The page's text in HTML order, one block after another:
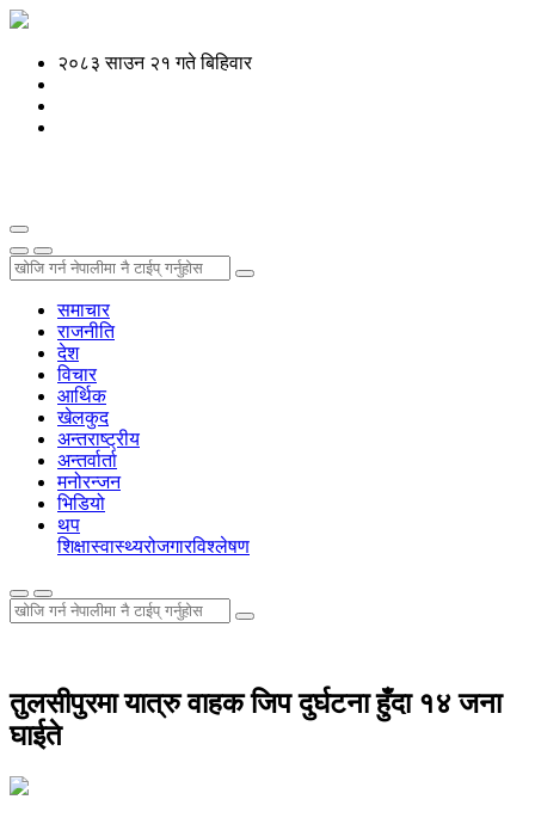
२०८३ साउन २१ गते बिहिवार
समाचार
राजनीति
देश
विचार
आर्थिक
खेलकुद
अन्तराष्ट्रीय
अन्तर्वार्ता
मनोरन्जन
भिडियो
थप
शिक्षास्वास्थ्यरोजगारविश्लेषण
तुलसीपुरमा यात्रु वाहक जिप दुर्घटना हुँदा १४ जना
घाईते